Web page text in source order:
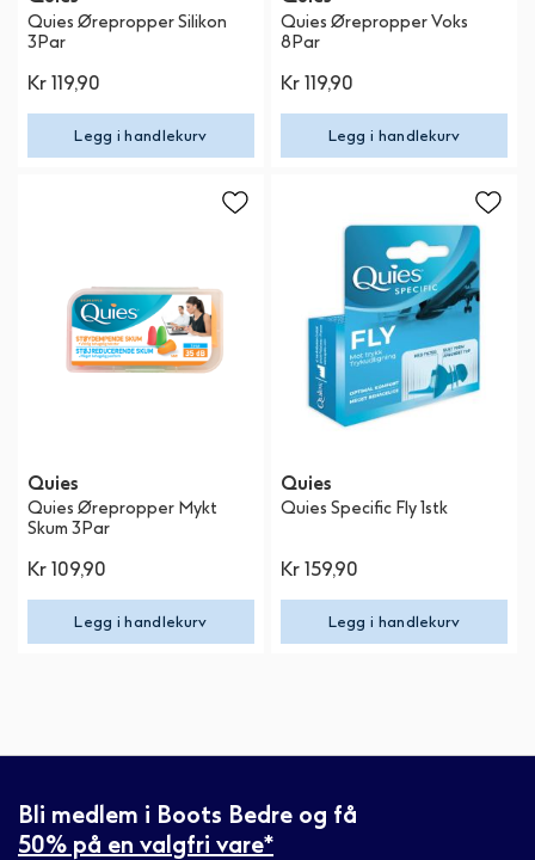
Quies Ørepropper Silikon
3Par
Kr 119,90
Legg i handlekurv
Quies Ørepropper Voks
8Par
Kr 119,90
Legg i handlekurv
Quies
Quies Ørepropper Mykt
Skum 3Par
Kr 109,90
Legg i handlekurv
Quies
Quies Specific Fly 1stk
Kr 159,90
Legg i handlekurv
Bli medlem i Boots Bedre og få
50% på en valgfri vare*